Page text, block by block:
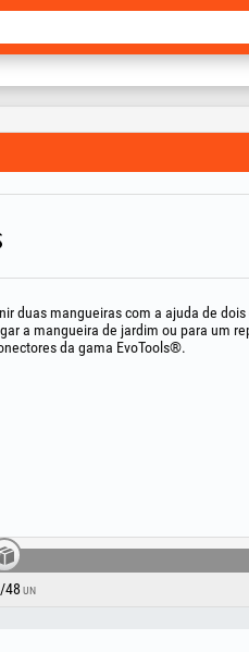
duas mangueiras com a ajuda de
a mangueira de jardim ou para um
da gama EvoTools®.
48 UN